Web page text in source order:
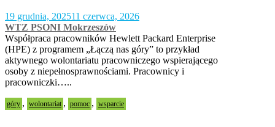
19 grudnia, 202511 czerwca, 2026
WTZ PSONI Mokrzeszów
Współpraca pracowników Hewlett Packard Enterprise
(HPE) z programem „Łączą nas góry” to przykład
aktywnego wolontariatu pracowniczego wspierającego
osoby z niepełnosprawnościami. Pracownicy i
pracowniczki…..
góry , wolontariat , pomoc , wsparcie